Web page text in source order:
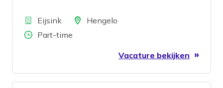
BedrijfEijsink LocatieHengelo
Aantal uren
Part-time
Vacature bekijken